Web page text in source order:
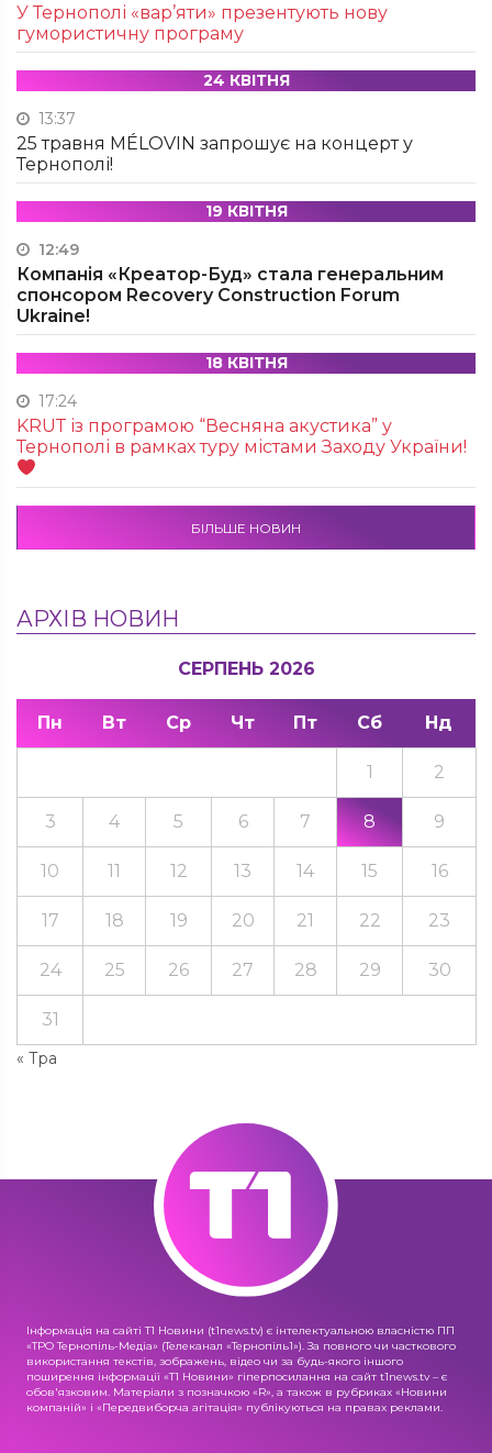
У Тернополі «вар’яти» презентують нову
гумористичну програму
24 КВІТНЯ
13:37
25 травня MÉLOVIN запрошує на концерт у
Тернополі!
19 КВІТНЯ
12:49
Компанія «Креатор-Буд» стала генеральним
спонсором Recovery Construction Forum
Ukraine!
18 КВІТНЯ
17:24
KRUТ із програмою “Весняна акустика” у
Тернополі в рамках туру містами Заходу України!
БІЛЬШЕ НОВИН
АРХІВ НОВИН
СЕРПЕНЬ 2026
Пн Вт Ср Чт Пт Сб Нд
« Тра
1 2
3 4 5 6 7 8 9
10 11 12 13 14 15 16
17 18 19 20 21 22 23
24 25 26 27 28 29 30
31
Інформація на сайті Т1 Новини (t1news.tv) є інтелектуальною власністю ПП
«ТРО Тернопіль-Медіа» (Телеканал «Тернопіль1»). За повного чи часткового
використання текстів, зображень, відео чи за будь-якого іншого
поширення інформації «Т1 Новини» гіперпосилання на сайт t1news.tv – є
обов'язковим. Матеріали з позначкою «R», а також в рубриках «Новини
компаній» і «Передвиборча агітація» публікуються на правах реклами.